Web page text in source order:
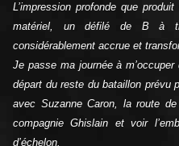
L’impression profonde que
matériel, un défilé de B à
considérablement accrue et
Je passe ma journée à
départ du reste du bataillon prévu
avec Suzanne Caron, la route
compagnie Ghislain et voir
d’échelon.